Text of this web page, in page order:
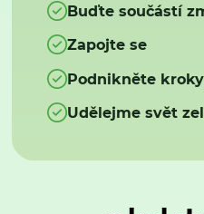
Buďte součástí
Zapojte se
Podnikněte
Udělejme svět